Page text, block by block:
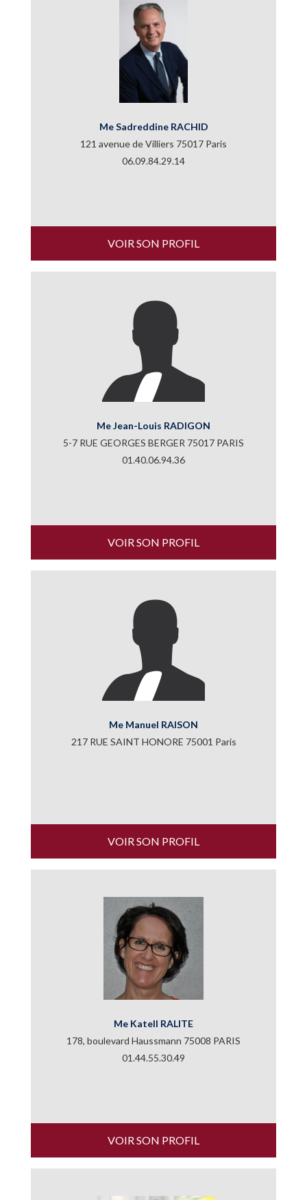
Me Sadreddine RACHID
121 avenue de Villiers 75017 Paris
06.09.84.29.14
VOIR SON PROFIL
Me Jean-Louis RADIGON
5-7 RUE GEORGES BERGER 75017 PARIS
01.40.06.94.36
VOIR SON PROFIL
Me Manuel RAISON
217 RUE SAINT HONORE 75001 Paris
VOIR SON PROFIL
Me Katell RALITE
178, boulevard Haussmann 75008 PARIS
01.44.55.30.49
VOIR SON PROFIL